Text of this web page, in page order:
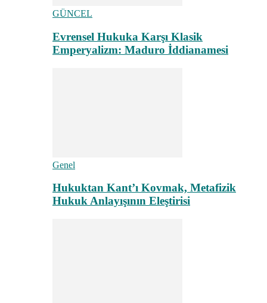
GÜNCEL
Evrensel Hukuka Karşı Klasik
Emperyalizm: Maduro İddianamesi
Genel
Hukuktan Kant’ı Kovmak, Metafizik
Hukuk Anlayışının Eleştirisi